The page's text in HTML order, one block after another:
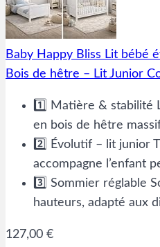
Baby Happy Bliss Lit bébé
Bois de hêtre – Lit Junior
1️⃣ Matière & stabilité
en bois de hêtre
2️⃣ Évolutif – lit junior
accompagne l’enfant
3️⃣ Sommier réglable
hauteurs, adapté aux
127,00 €